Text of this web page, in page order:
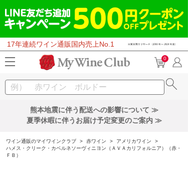
17年連続ワイン通販国内売上No.1
0
熊本地震に伴う配送への影響について ≫
夏季休暇に伴うお届け予定変更のご案内 ≫
ワイン通販のマイワインクラブ > 赤ワイン > アメリカワイン
>
ハメス・クリーク・カベルネソーヴィニヨン（ＡＶＡカリフォルニア）（赤・
ＦＢ）